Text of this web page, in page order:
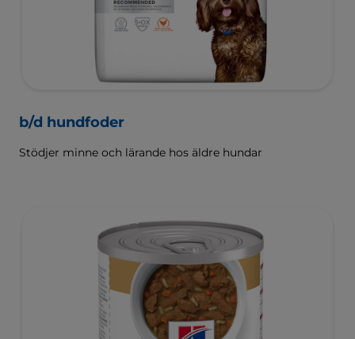
b/d hundfoder
Stödjer minne och lärande hos äldre hundar